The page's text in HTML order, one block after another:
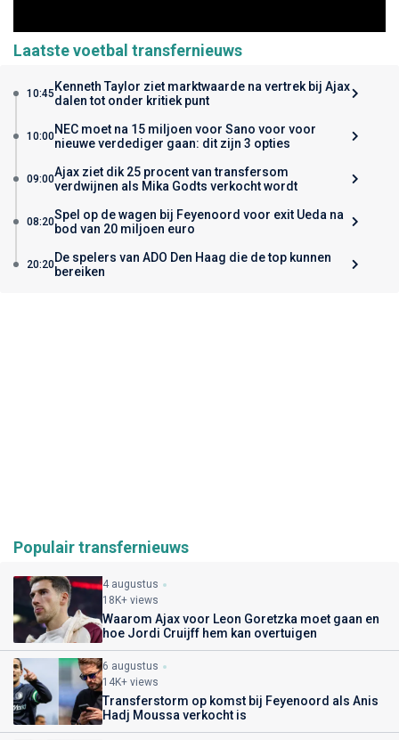
Laatste voetbal transfernieuws
10:45 Kenneth Taylor ziet marktwaarde na vertrek bij Ajax
dalen tot onder kritiek punt
10:00NEC moet na 15 miljoen voor Sano voor voor
nieuwe verdediger gaan: dit zijn 3 opties
09:00Ajax ziet dik 25 procent van transfersom
verdwijnen als Mika Godts verkocht wordt
08:20Spel op de wagen bij Feyenoord voor exit Ueda na
bod van 20 miljoen euro
20:20De spelers van ADO Den Haag die de top kunnen
bereiken
Populair transfernieuws
4 augustus
18K+ views
Waarom Ajax voor Leon Goretzka moet gaan en
hoe Jordi Cruijff hem kan overtuigen
6 augustus
14K+ views
Transferstorm op komst bij Feyenoord als Anis
Hadj Moussa verkocht is